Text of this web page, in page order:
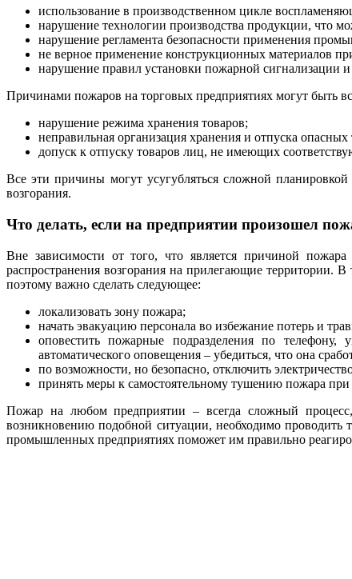
использование в производственном цикле
нарушение технологии производства продукции, что
нарушение регламента безопасности применения
не верное применение конструкционных материалов
нарушение правил установки пожарной сигнализации
Причинами пожаров на торговых предприятиях могут быть
нарушение режима хранения товаров;
неправильная организация хранения и отпуска опасных
допуск к отпуску товаров лиц, не имеющих
Все эти причины могут усугубляться сложной
возгорания.
Что делать, если на предприятии произошел
Вне зависимости от того, что является причиной
распространения возгорания на прилегающие
поэтому важно сделать следующее:
локализовать зону пожара;
начать эвакуацию персонала во избежание потерь и
оповестить пожарные подразделения по телефону,
автоматического оповещения – убедиться, что она
по возможности, но безопасно, отключить
принять меры к самостоятельному тушению пожара
Пожар на любом предприятии – всегда сложный
возникновению подобной ситуации, необходимо
промышленных предприятиях поможет им правильно